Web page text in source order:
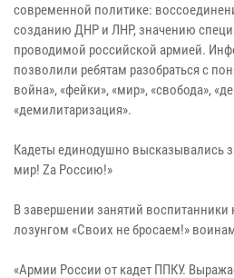
современной политике:
созданию ДНР и ЛНР, значению
проводимой российской армией.
позволили ребятам разобраться с
война», «фейки», «мир», «свобода»,
«демилитаризация».
Кадеты единодушно высказывались
мир! Zа Россию!»
В завершении занятий воспитанники
лозунгом «Своих не бросаем!»
«Армии России от кадет ППКУ.